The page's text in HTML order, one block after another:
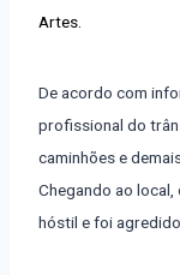
Artes.
De acordo com
profissional do
caminhões e
Chegando ao
hóstil e foi agredido.